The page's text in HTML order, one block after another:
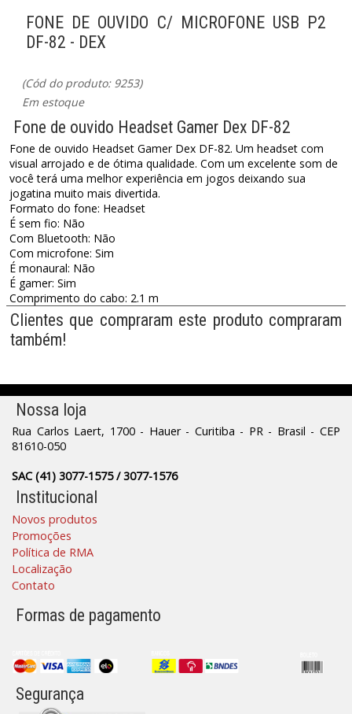
FONE DE OUVIDO C/ MICROFONE USB P2
DF-82 - DEX
(Cód do produto: 9253)
Em estoque
Fone de ouvido Headset Gamer Dex DF-82
Fone de ouvido Headset Gamer Dex DF-82. Um headset com
visual arrojado e de ótima qualidade. Com um excelente som de
você terá uma melhor experiência em jogos deixando sua
jogatina muito mais divertida.
Formato do fone: Headset
É sem fio: Não
Com Bluetooth: Não
Com microfone: Sim
É monaural: Não
É gamer: Sim
Comprimento do cabo: 2.1 m
Clientes que compraram este produto compraram
também!
Nossa loja
Rua Carlos Laert, 1700 - Hauer - Curitiba - PR - Brasil - CEP
81610-050
SAC (41) 3077-1575 / 3077-1576
Institucional
Novos produtos
Promoções
Política de RMA
Localização
Contato
Formas de pagamento
Segurança